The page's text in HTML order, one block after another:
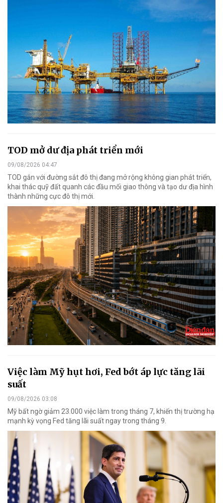
TOD mở dư địa phát triển mới
09/08/2026 04:47
TOD gắn với đường sắt đô thị đang mở rộng không gian phát triển,
khai thác quỹ đất quanh các đầu mối giao thông và tạo dư địa hình
thành những cực đô thị mới.
Việc làm Mỹ hụt hơi, Fed bớt áp lực tăng lãi
suất
09/08/2026 03:08
Mỹ bất ngờ giảm 23.000 việc làm trong tháng 7, khiến thị trường hạ
mạnh kỳ vọng Fed tăng lãi suất ngay trong tháng 9.